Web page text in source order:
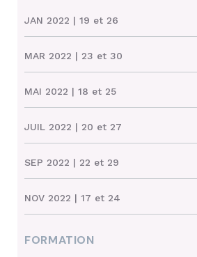
JAN 2022 | 19 et 26
MAR 2022 | 23 et 30
MAI 2022 | 18 et 25
JUIL 2022 | 20 et 27
SEP 2022 | 22 et 29
NOV 2022 | 17 et 24
FORMATION